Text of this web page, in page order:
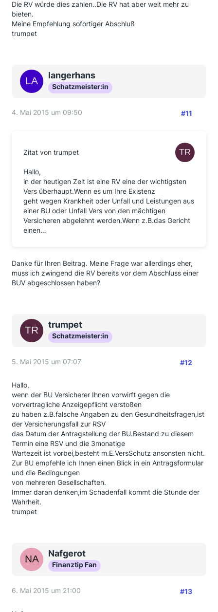
Die RV würde dies zahlen..Die RV hat aber weit mehr zu
bieten.
Meine Empfehlung sofortiger Abschluß
trumpet
langerhans
Schatzmeister:in
4. Mai 2015 um 09:50 #11
Zitat von trumpet
Hallo,
in der heutigen Zeit ist eine RV eine der wichtigsten
Vers überhaupt.Wenn es um Ihre Existenz
geht wegen Krankheit oder Unfall und Leistungen aus
einer BU oder Unfall Vers von den mächtigen
Versicheren abgelehnt werden.Wenn z.B.das Gericht
einen…
Danke für Ihren Beitrag. Meine Frage war allerdings eher,
muss ich zwingend die RV bereits vor dem Abschluss einer
BUV abgeschlossen haben?
trumpet
Schatzmeister:in
5. Mai 2015 um 07:07 #12
Hallo,
wenn der BU Versicherer Ihnen vorwirft gegen die
vorvertragliche Anzeigepflicht verstoßen
zu haben z.B.falsche Angaben zu den Gesundheitsfragen,ist
der Versicherungsfall zur RSV
das Datum der Antragstellung der BU.Bestand zu diesem
Termin eine RSV und die 3monatige
Wartezeit ist vorbei,besteht m.E.VersSchutz ansonsten nicht.
Zur BU empfehle ich Ihnen einen Blick in ein Antragsformular
und die Bedingungen
von mehreren Gesellschaften.
Immer daran denken,im Schadenfall kommt die Stunde der
Wahrheit.
trumpet
Nafgerot
Finanztip Fan
6. Mai 2015 um 21:00 #13